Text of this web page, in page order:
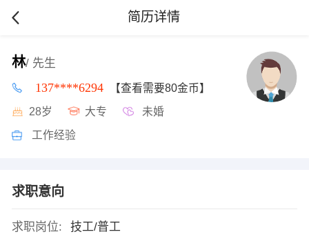
简历详情
林/ 先生
137****6294 【查看需要80金币】
28岁 大专 未婚
工作经验
求职意向
求职岗位:
技工/普工